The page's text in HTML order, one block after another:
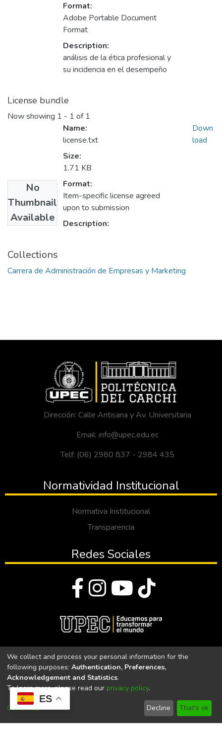
ES
Format:
Adobe Portable Document
Format
Description:
análisis de la ética profesional y
su incidencia en el desempeño
License bundle
Now showing 1 - 1 of 1
No
Thumbnail
Available
Name:
license.txt
Size:
1.71 KB
Format:
Item-specific license agreed
upon to submission
Description:
Down
load
Collections
Carrera de Administración de Empresas y Marketing
Dirección: Calle Antisana y Av. Universitaria
Email: info@upec.edu.ec
Telf: (06) 2980 837 - 2984 435
Normatividad Institucional
Normativa Institucional
Transparencia
Redes Sociales
Universidad Politécnica Estatal del Carchi
Universidad Politécnica Estatal del Carchi | Acreditada por el
CACES Resolución N°. 160-SE-33-CACES-2020
We collect and process your personal information for the
following purposes: Authentication, Preferences,
Acknowledgement and Statistics.
To learn more, please read our privacy policy.
Customize Decline That's ok